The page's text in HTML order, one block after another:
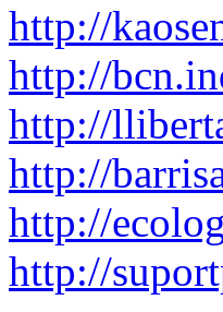
http://
http://
http://
http://
http://
http://